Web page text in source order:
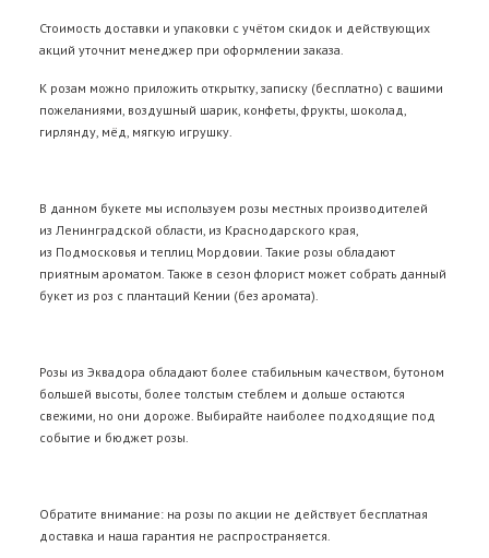
Стоимость доставки и упаковки с учётом скидок и действующих
акций уточнит менеджер при оформлении заказа.
К розам можно приложить открытку, записку (бесплатно) с вашими
пожеланиями, воздушный шарик, конфеты, фрукты, шоколад,
гирлянду, мёд, мягкую игрушку.
В данном букете мы используем розы местных производителей
из Ленинградской области, из Краснодарского края,
из Подмосковья и теплиц Мордовии. Такие розы обладают
приятным ароматом. Также в сезон флорист может собрать данный
букет из роз с плантаций Кении (без аромата).
Розы из Эквадора обладают более стабильным качеством, бутоном
большей высоты, более толстым стеблем и дольше остаются
свежими, но они дороже. Выбирайте наиболее подходящие под
событие и бюджет розы.
Обратите внимание: на розы по акции не действует бесплатная
доставка и наша гарантия не распространяется.